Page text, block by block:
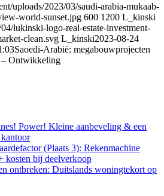
uploads/2023/03/saudi-arabia-mukaab-
world-sunset.jpg 600 1200 L_kinski
lukinski-logo-real-estate-investment-
clean.svg L_kinski2023-08-24
Saoedi-Arabië: megabouwprojecten
– Ontwikkeling
Power! Kleine aanbeveling & een
(Plaats 3): Rekenmachine
kosten bij deelverkoop
ontbreken: Duitslands woningtekort op